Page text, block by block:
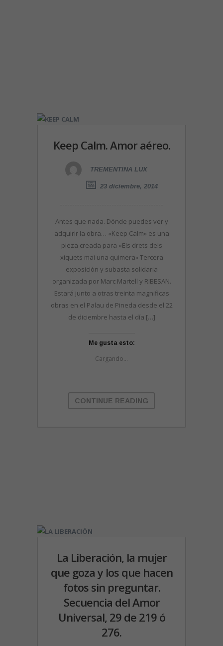
Keep Calm. Amor aéreo.
TREMENTINA LUX
23 diciembre, 2014
Antes que nada. Dónde puedes ver y
adquirir la obra… «Keep Calm» es una
pieza creada para «Els drets dels
xiquets mai una quimera» Tercera
exposición y subasta solidaria
organizada por Marc Martell y RIBESAN.
Estará junto a otras treinta magnificas
obras en el Palau de Pineda desde el 22
de diciembre hasta el día […]
Me gusta esto:
Cargando...
CONTINUE READING
La Liberación, la mujer
que goza y los que hacen
fotos sin preguntar.
Secuencia del Amor
Universal, 29 de 219 ó
276.